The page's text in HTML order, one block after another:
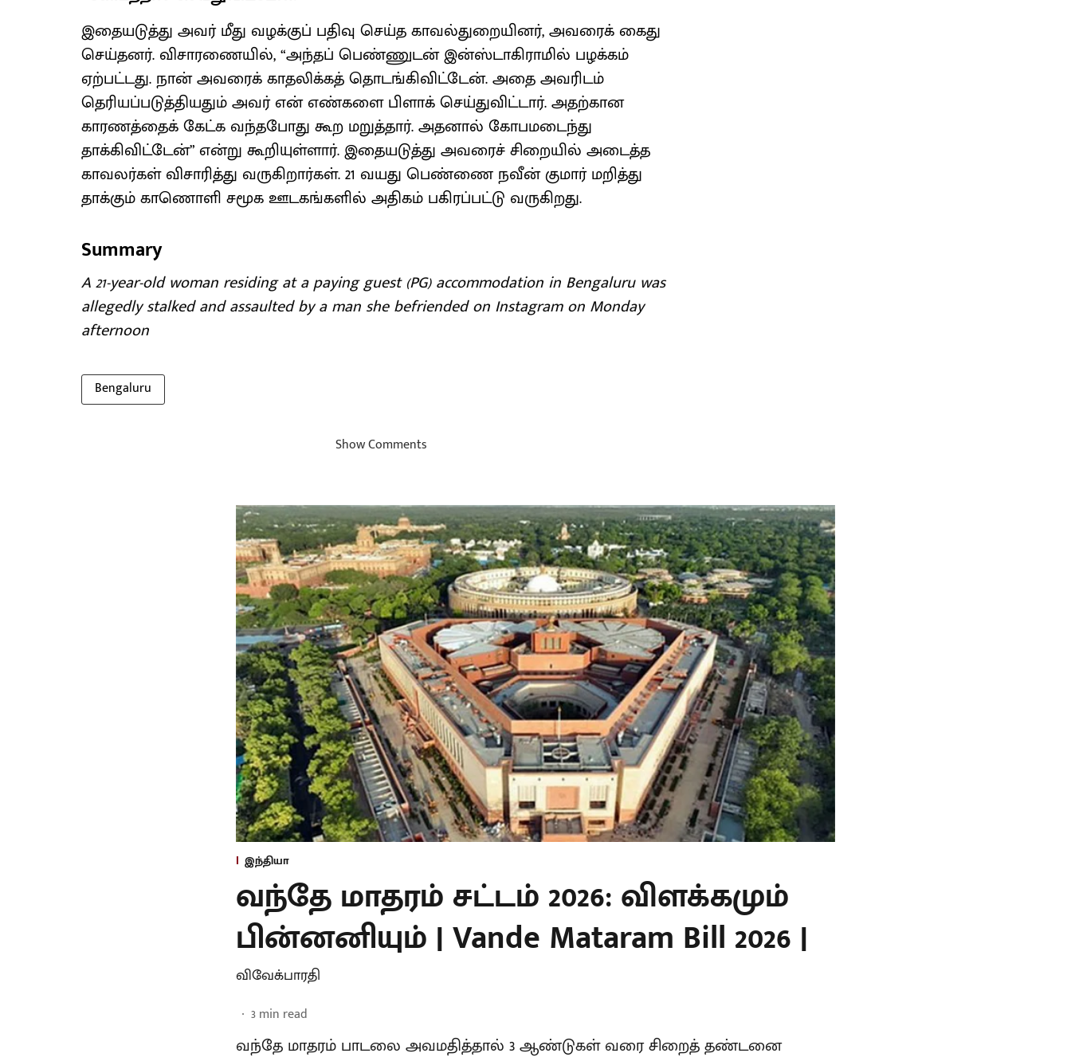
இதையடுத்து அவர் மீது வழக்குப் பதிவு செய்த காவல்துறையினர், அவரைக் கைது
செய்தனர். விசாரணையில், “அந்தப் பெண்ணுடன் இன்ஸ்டாகிராமில் பழக்கம்
ஏற்பட்டது. நான் அவரைக் காதலிக்கத் தொடங்கிவிட்டேன். அதை அவரிடம்
தெரியப்படுத்தியதும் அவர் என் எண்களை பிளாக் செய்துவிட்டார். அதற்கான
காரணத்தைக் கேட்க வந்தபோது கூற மறுத்தார். அதனால் கோபமடைந்து
தாக்கிவிட்டேன்” என்று கூறியுள்ளார். இதையடுத்து அவரைச் சிறையில் அடைத்த
காவலர்கள் விசாரித்து வருகிறார்கள். 21 வயது பெண்ணை நவீன் குமார் மறித்து
தாக்கும் காணொளி சமூக ஊடகங்களில் அதிகம் பகிரப்பட்டு வருகிறது.
Summary
A 21-year-old woman residing at a paying guest (PG) accommodation in Bengaluru was
allegedly stalked and assaulted by a man she befriended on Instagram on Monday
afternoon
Bengaluru
Show Comments
இந்தியா
வந்தே மாதரம் சட்டம் 2026: விளக்கமும்
பின்னனியும் | Vande Mataram Bill 2026 |
விவேக்பாரதி
3min read
வந்தே மாதரம் பாடலை அவமதித்தால் 3 ஆண்டுகள் வரை சிறைத் தண்டனை